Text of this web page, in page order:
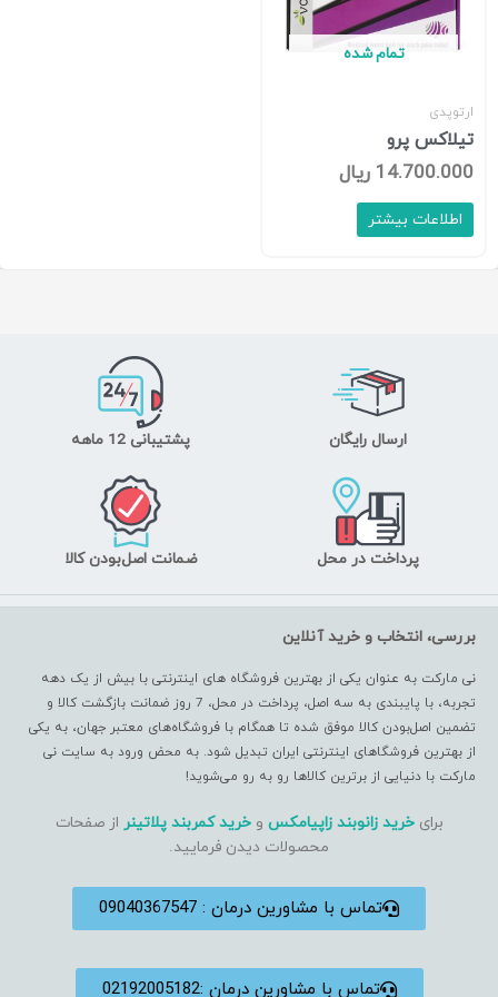
تمام شده
ارتوپدی
تیلاکس پرو
14.700.000 ریال
اطلاعات بیشتر
ارسال رایگان پشتیبانی 12 ماهه
پرداخت در محل ضمانت اصل‌بودن کالا
بررسی، انتخاب و خرید آنلاین
نی مارکت به عنوان یکی از بهترین فروشگاه های اینترنتی با بیش از یک دهه
تجربه، با پایبندی به سه اصل، پرداخت در محل، 7 روز ضمانت بازگشت کالا و
تضمین اصل‌بودن کالا موفق شده تا همگام با فروشگاه‌های معتبر جهان، به یکی
از بهترین فروشگاهای اینترنتی ایران تبدیل شود. به محض ورود به سایت نی
مارکت با دنیایی از برترین کالاها رو به رو می‌شوید!
برایخرید زانوبند زاپیامکس وخرید کمربند پلاتینر از صفحات
محصولات دیدن فرمایید.
تماس با مشاورین درمان : 09040367547
تماس با مشاورین درمان :02192005182